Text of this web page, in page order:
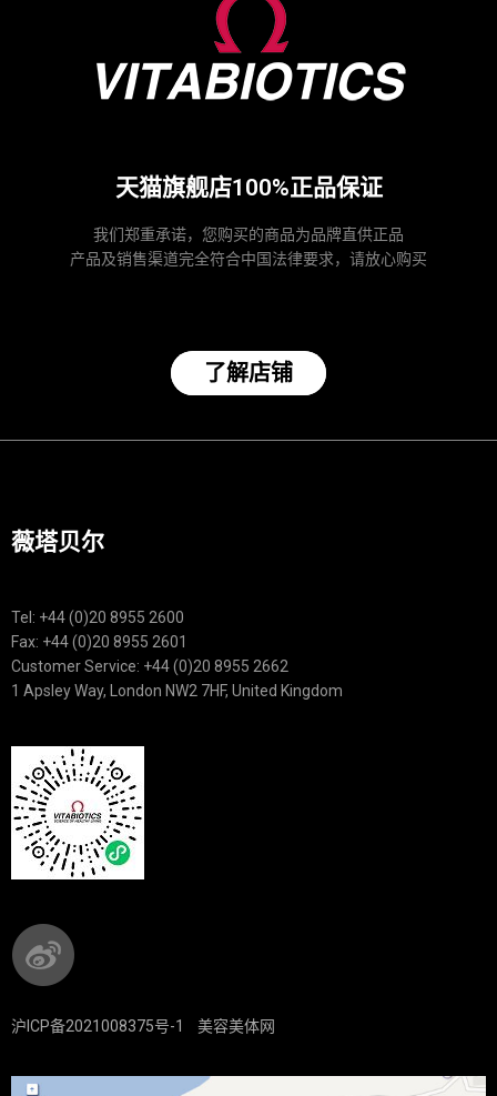
天猫旗舰店100%正品保证
我们郑重承诺，您购买的商品为品牌直供正品
产品及销售渠道完全符合中国法律要求，请放心购买
了解店铺
薇塔贝尔
Tel: +44 (0)20 8955 2600
Fax: +44 (0)20 8955 2601
Customer Service: +44 (0)20 8955 2662
1 Apsley Way, London NW2 7HF, United Kingdom
沪ICP备2021008375号-1 美容美体网